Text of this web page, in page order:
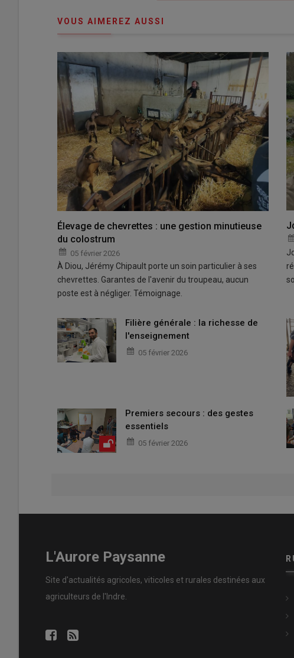
VOUS AIMEREZ AUSSI
Élevage de chevrettes : une gestion minutieuse
du colostrum
05 février 2026
À Diou, Jérémy Chipault porte un soin particulier à ses
chevrettes. Garantes de l'avenir du troupeau, aucun
poste est à négliger. Témoignage.
Filière générale : la richesse de
l'enseignement
05 février 2026
Premiers secours : des gestes
essentiels
05 février 2026
L'Aurore Paysanne
Site d'actualités agricoles, viticoles et rurales destinées aux
agriculteurs de l'Indre.